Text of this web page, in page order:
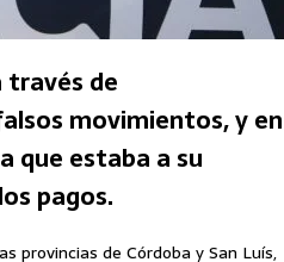
través de
movimientos, y en
que estaba a su
pagos.
provincias de Córdoba y San Luís,